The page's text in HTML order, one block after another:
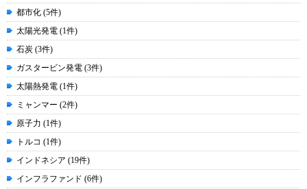
都市化 (5件)
太陽光発電 (1件)
石炭 (3件)
ガスタービン発電 (3件)
太陽熱発電 (1件)
ミャンマー (2件)
原子力 (1件)
トルコ (1件)
インドネシア (19件)
インフラファンド (6件)